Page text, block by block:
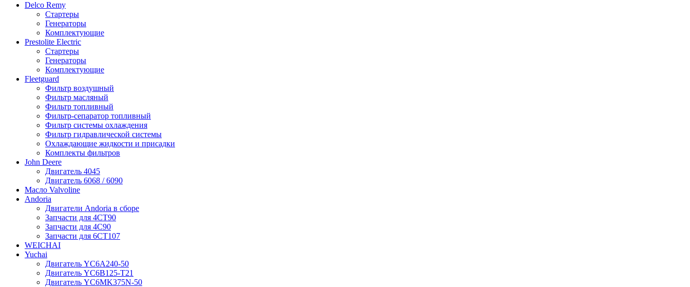
Delco Remy
Стартеры
Генераторы
Комплектующие
Prestolite Electric
Стартеры
Генераторы
Комплектующие
Fleetguard
Фильтр воздушный
Фильтр масляный
Фильтр топливный
Фильтр-сепаратор топливный
Фильтр системы охлаждения
Фильтр гидравлической системы
Охлаждающие жидкости и присадки
Комплекты фильтров
John Deere
Двигатель 4045
Двигатель 6068 / 6090
Масло Valvoline
Andoria
Двигатели Andoria в сборе
Запчасти для 4CT90
Запчасти для 4С90
Запчасти для 6CT107
WEICHAI
Yuchai
Двигатель YC6A240-50
Двигатель YC6B125-T21
Двигатель YC6MK375N-50